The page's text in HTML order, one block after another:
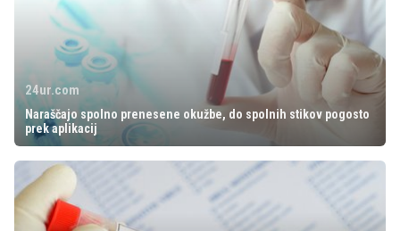
24ur.com
Naraščajo spolno prenesene okužbe, do spolnih stikov pogosto
prek aplikacij